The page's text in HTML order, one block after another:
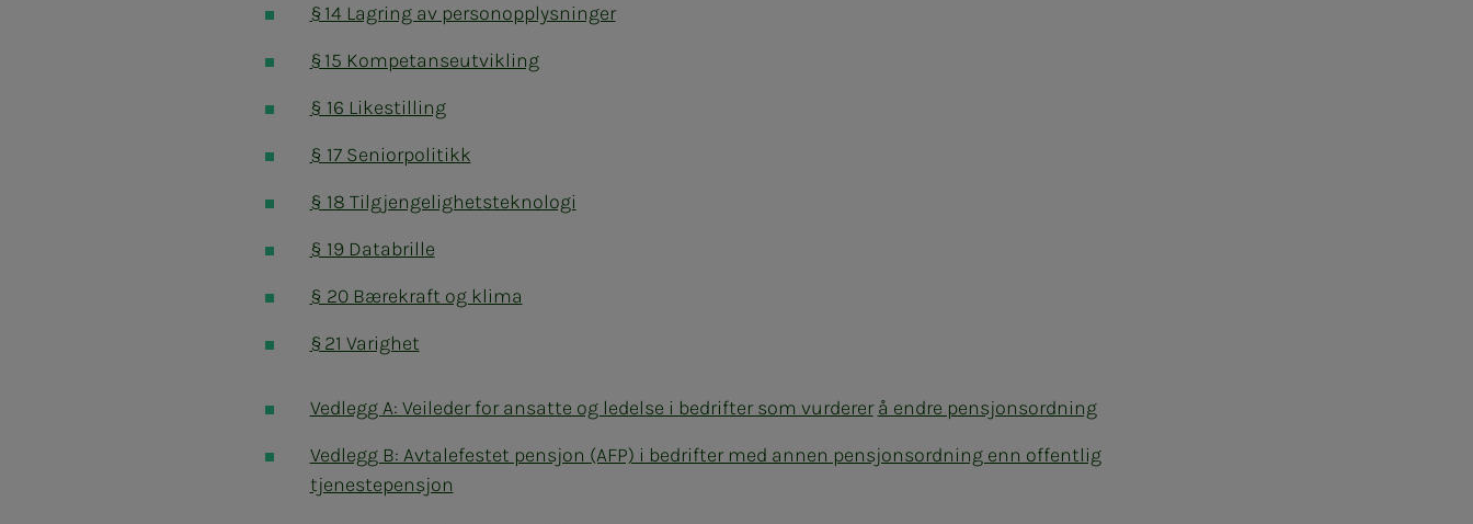
§ 14 Lagring av personopplysninger
§ 15 Kompetanseutvikling
§ 16 Likestilling
§ 17 Seniorpolitikk
§ 18 Tilgjengelighetsteknologi
§ 19 Databrille
§ 20 Bærekraft og klima
§ 21 Varighet
Vedlegg A: Veileder for ansatte og ledelse i bedrifter som vurderer å endre pensjonsordning
Vedlegg B: Avtalefestet pensjon (AFP) i bedrifter med annen pensjonsordning enn offentlig
tjenestepensjon